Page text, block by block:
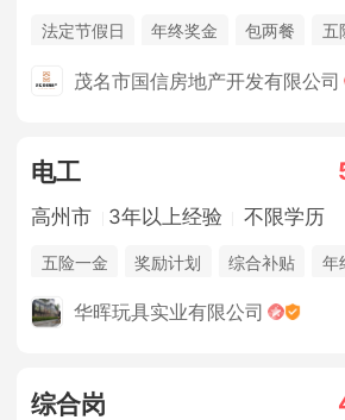
法定节假日 年终奖金 包两餐 五
茂名市国信房地产开发有限公司
电工
高州市 3年以上经验 不限学历
五险一金 奖励计划 综合补贴 年
法定节假日
华晖玩具实业有限公司
综合岗